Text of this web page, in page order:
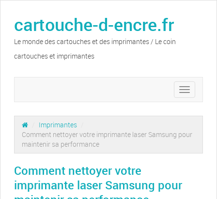
cartouche-d-encre.fr
Le monde des cartouches et des imprimantes / Le coin
cartouches et imprimantes
Toggle
navigation
Imprimantes
Comment nettoyer votre imprimante laser Samsung pour
maintenir sa performance
Comment nettoyer votre
imprimante laser Samsung pour